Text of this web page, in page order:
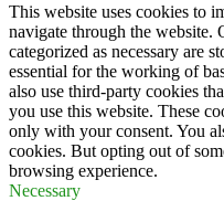
This website uses cookies to
navigate through the website.
categorized as necessary are
essential for the working of
also use third-party cookies
you use this website. These
only with your consent. You
cookies. But opting out of
browsing experience.
Necessary